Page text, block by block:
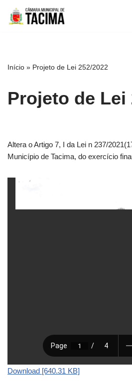
Pular
Início » Projeto de Lei 252/2022
Projeto de Lei
Altera o Artigo 7, I da Lei n 237/
Município de Tacima, do exercício
Download [640.31 KB]